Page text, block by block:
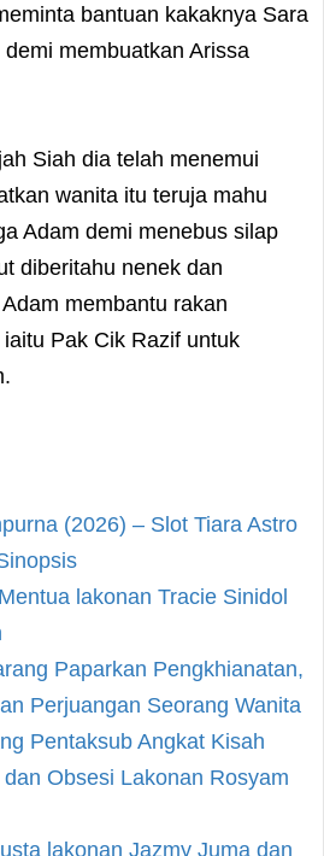
bantuan kakaknya Sara
membuatkan Arissa
Siah dia telah menemui
wanita itu teruja mahu
Adam demi menebus silap
diberitahu nenek dan
membantu rakan
Pak Cik Razif untuk
(2026) – Slot Tiara Astro
lakonan Tracie Sinidol
Paparkan Pengkhianatan,
Perjuangan Seorang Wanita
Pentaksub Angkat Kisah
Obsesi Lakonan Rosyam
lakonan Jazmy Juma dan